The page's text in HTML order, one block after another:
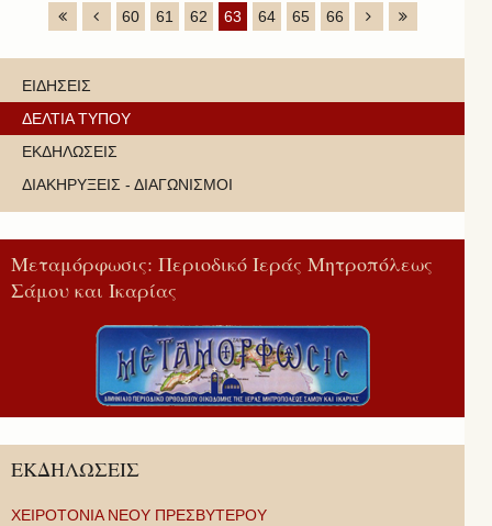
60 61 62 63 64 65 66
ΕΙΔΗΣΕΙΣ
ΔΕΛΤΙΑ ΤΥΠΟΥ
ΕΚΔΗΛΩΣΕΙΣ
ΔΙΑΚΗΡΥΞΕΙΣ - ΔΙΑΓΩΝΙΣΜΟΙ
Μεταμόρφωσις: Περιοδικό Ιεράς Μητροπόλεως
Σάμου και Ικαρίας
ΕΚΔΗΛΩΣΕΙΣ
ΧΕΙΡΟΤΟΝΙΑ ΝΕΟΥ ΠΡΕΣΒΥΤΕΡΟΥ